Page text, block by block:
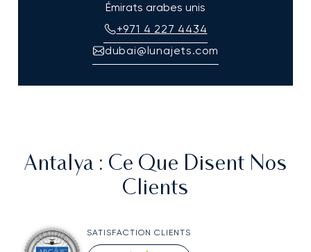
Émirats arabes unis
+971 4 227 4434
dubai@lunajets.com
Antalya : Ce Que Disent Nos
Clients
SATISFACTION CLIENTS